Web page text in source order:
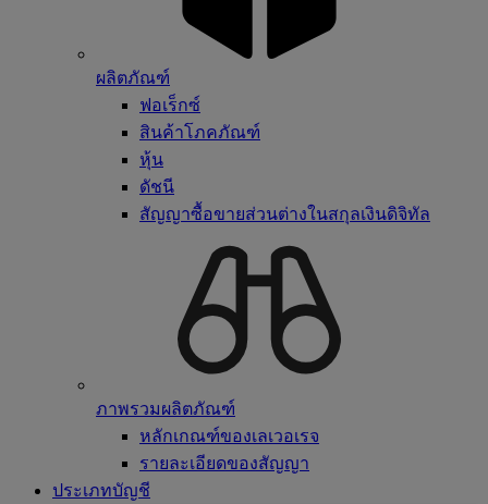
ผลิตภัณฑ์
ฟอเร็กซ์
สินค้าโภคภัณฑ์
หุ้น
ดัชนี
สัญญาซื้อขายส่วนต่างในสกุลเงินดิจิทัล
ภาพรวมผลิตภัณฑ์
หลักเกณฑ์ของเลเวอเรจ
รายละเอียดของสัญญา
ประเภทบัญชี